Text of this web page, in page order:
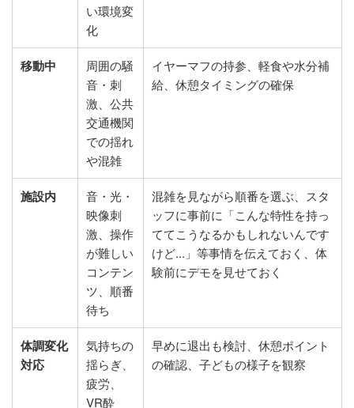
い環境変
化
移動中
周囲の騒
音・刺
激、公共
交通機関
での揺れ
や混雑
イヤーマフの持参、軽食や水分補
給、休憩タイミングの確保
施設内
音・光・
映像刺
激、操作
が難しい
コンテン
ツ、順番
待ち
混雑を見ながら順番を選ぶ、スタ
ッフに事前に「こんな特性を持っ
ててこうなるかもしれないんです
けど...」等事情を伝えておく、体
験前にデモを見せておく
体調変化
対応
気持ちの
揺らぎ、
疲労、
VR酔
早めに退出も検討、休憩ポイント
の確認、子どもの様子を観察